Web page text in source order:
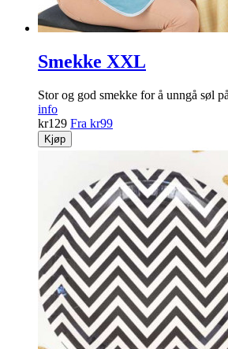
Smekke XXL
Stor og god smekke for å unngå søl
info
kr129 Fra kr99
Kjøp